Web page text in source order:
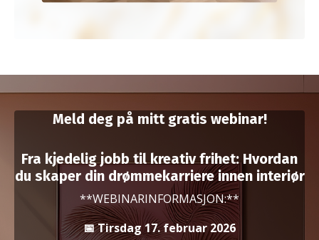
Meld deg på mitt gratis webinar!
Fra kjedelig jobb til kreativ frihet: Hvordan
du skaper din drømmekarriere innen interiør
**WEBINARINFORMASJON:**
📅 Tirsdag 17. februar2026